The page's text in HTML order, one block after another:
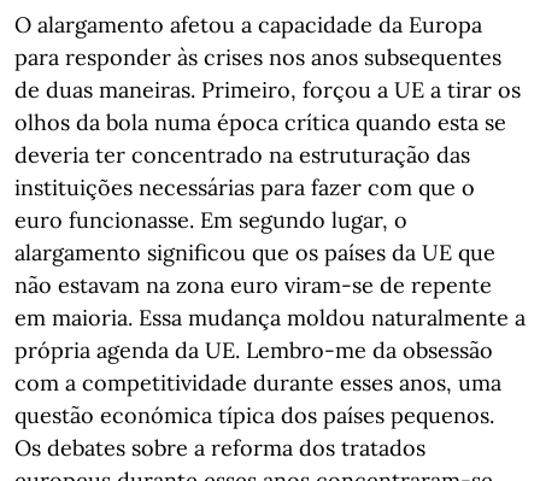
O alargamento afetou a capacidade da Europa
para responder às crises nos anos subsequentes
de duas maneiras. Primeiro, forçou a UE a tirar os
olhos da bola numa época crítica quando esta se
deveria ter concentrado na estruturação das
instituições necessárias para fazer com que o
euro funcionasse. Em segundo lugar, o
alargamento significou que os países da UE que
não estavam na zona euro viram-se de repente
em maioria. Essa mudança moldou naturalmente a
própria agenda da UE. Lembro-me da obsessão
com a competitividade durante esses anos, uma
questão económica típica dos países pequenos.
Os debates sobre a reforma dos tratados